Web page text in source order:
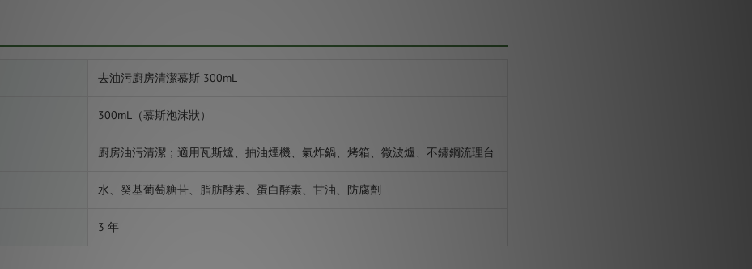
去油污廚房清潔慕斯 300mL
300mL（慕斯泡沫狀）
廚房油污清潔；適用瓦斯爐、抽油煙機、氣炸鍋、烤箱、微波爐、不鏽鋼流理台
水、癸基葡萄糖苷、脂肪酵素、蛋白酵素、甘油、防腐劑
3 年